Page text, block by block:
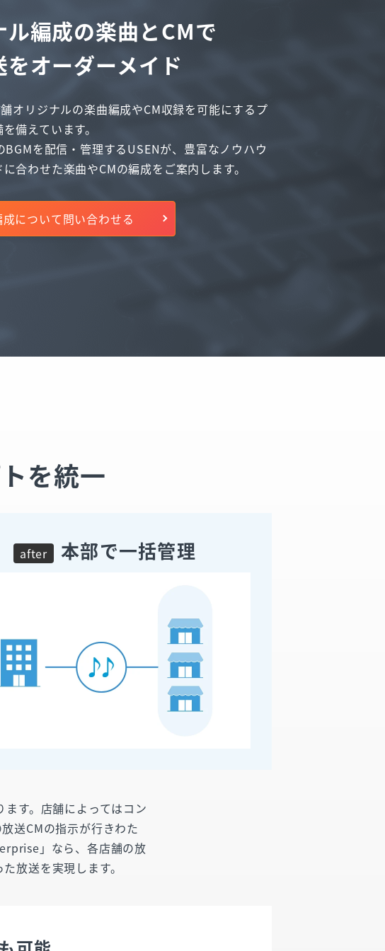
ル編成の楽曲とCMで
オーダーメイド
オリジナルの楽曲編成やCM収録を可能にするプ
備えています。
BGMを配信・管理するUSENが、豊富なノウハウ
合わせた楽曲やCMの編成をご案内します。
について問い合わせる
を統一
after 本部で一括管理
す。店舗によってはコン
送CMの指示が行きわた
」なら、各店舗の放
放送を実現します。